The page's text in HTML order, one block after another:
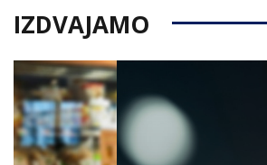
IZDVAJAMO